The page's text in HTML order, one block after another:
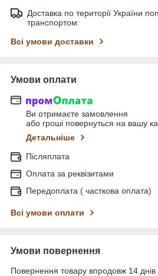
Доставка по території України
транспортом:
Всі умови доставки
Умови оплати
Ви отримаєте замовлення
або гроші повернуться на вашу
Детальніше
Післяплата
Оплата за реквізитами
Передоплата ( часткова оплата)
Всі умови оплати
Умови повернення
Повернення товару впродовж 14 днів